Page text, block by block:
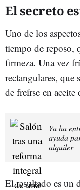
El secreto
Uno de los
tiempo de reposo,
firmeza. Una vez
rectangulares, que
de freírse en aceite
Ya ha
ayuda
alquiler
El resultado es un